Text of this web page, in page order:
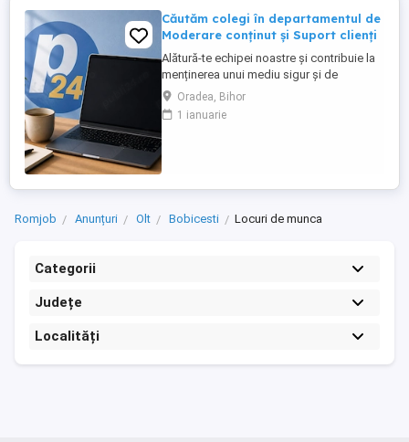
Căutăm colegi în departamentul de
Moderare conținut și Suport clienți
Alătură-te echipei noastre și contribuie la
menținerea unui mediu sigur și de
încredere pe platformele noastre de
anunțuri din România, Germania și
Ungaria. În funcție de experiența și
Oradea, Bihor
1 ianuarie
Romjob Anunțuri Olt Bobicesti Locuri de munca
Categorii
Județe
Localități